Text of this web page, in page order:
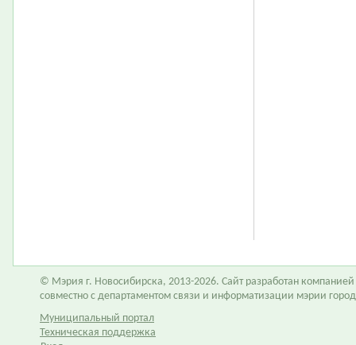
© Мэрия г. Новосибирска, 2013-2026. Сайт разработан компанией
совместно с департаментом связи и информатизации мэрии
Муниципальный портал
Техническая поддержка